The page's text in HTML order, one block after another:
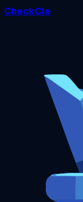
CheckCle